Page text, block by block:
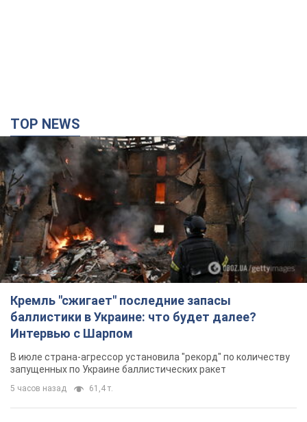
TOP NEWS
Кремль "сжигает" последние запасы
баллистики в Украине: что будет далее?
Интервью с Шарпом
В июле страна-агрессор установила "рекорд" по количеству
запущенных по Украине баллистических ракет
5 часов назад 61,4 т.